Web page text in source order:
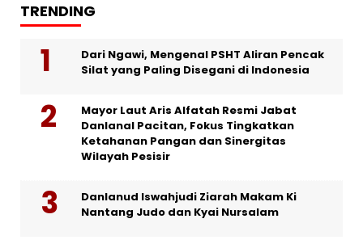
TRENDING
Dari Ngawi, Mengenal PSHT Aliran Pencak
Silat yang Paling Disegani di Indonesia
Mayor Laut Aris Alfatah Resmi Jabat
Danlanal Pacitan, Fokus Tingkatkan
Ketahanan Pangan dan Sinergitas
Wilayah Pesisir
Danlanud Iswahjudi Ziarah Makam Ki
Nantang Judo dan Kyai Nursalam